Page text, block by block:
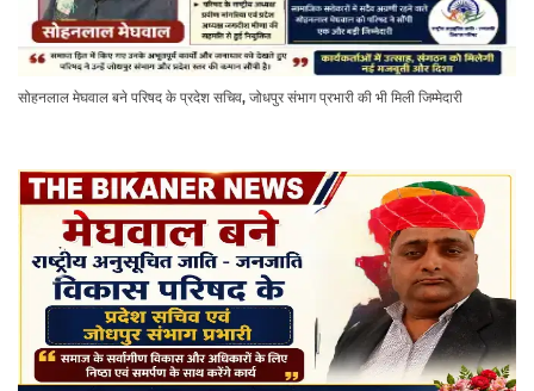
सोहनलाल मेघवाल बने परिषद के प्रदेश सचिव, जोधपुर संभाग प्रभारी की भी मिली जिम्मेदारी